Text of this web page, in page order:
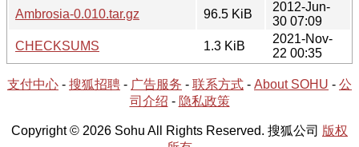
Ambrosia-0.010.tar.gz
96.5 KiB
2012-Jun-
30 07:09
CHECKSUMS
1.3 KiB
2021-Nov-
22 00:35
支付中心 - 搜狐招聘 - 广告服务 - 联系方式 - About SOHU - 公
司介绍 - 隐私政策
Copyright © 2026 Sohu All Rights Reserved. 搜狐公司 版权